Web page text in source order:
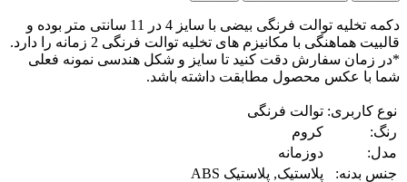
دکمه تخلیه توالت‌ فرنگی بیضی با سایز 4 در 11 سانتی متر بوده و
قالبیت هماهنگی با مکانیزم های تخلیه توالت فرنگی 2 زمانه را دارد.
*در زمان سفارش دقت کنید تا سایز و شکل هندسی نمونه فعلی
شما با عکس محصول مطابقت داشته باشد.
نوع کاربری: توالت فرنگی
رنگ:
کروم
مدل:
دوزمانه
جنس بدنه:
پلاستیک, پلاستیک ABS